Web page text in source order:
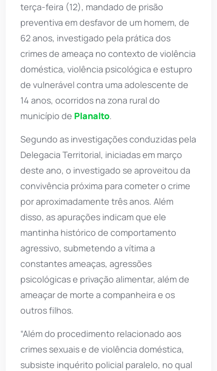
terça-feira (12), mandado de prisão
preventiva em desfavor de um homem, de
62 anos, investigado pela prática dos
crimes de ameaça no contexto de violência
doméstica, violência psicológica e estupro
de vulnerável contra uma adolescente de
14 anos, ocorridos na zona rural do
município de Planalto.
Segundo as investigações conduzidas pela
Delegacia Territorial, iniciadas em março
deste ano, o investigado se aproveitou da
convivência próxima para cometer o crime
por aproximadamente três anos. Além
disso, as apurações indicam que ele
mantinha histórico de comportamento
agressivo, submetendo a vítima a
constantes ameaças, agressões
psicológicas e privação alimentar, além de
ameaçar de morte a companheira e os
outros filhos.
“Além do procedimento relacionado aos
crimes sexuais e de violência doméstica,
subsiste inquérito policial paralelo, no qual